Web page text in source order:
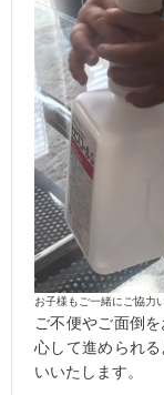
お子様もご一緒にご協力
ご不便やご面倒
心して進められ
いいたします。